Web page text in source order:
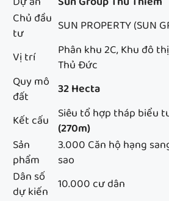
Chủ đầu
tư
SUN PROPERTY (SUN
Vị trí
Phân khu 2C, Khu đô
Thủ Đức
Quy mô
đất
32 Hecta
Kết cấu
Siêu tổ hợp tháp biểu
(270m)
Sản
phẩm
3.000 Căn hộ hạng
sao
Dân số
dự kiến
10.000 cư dân